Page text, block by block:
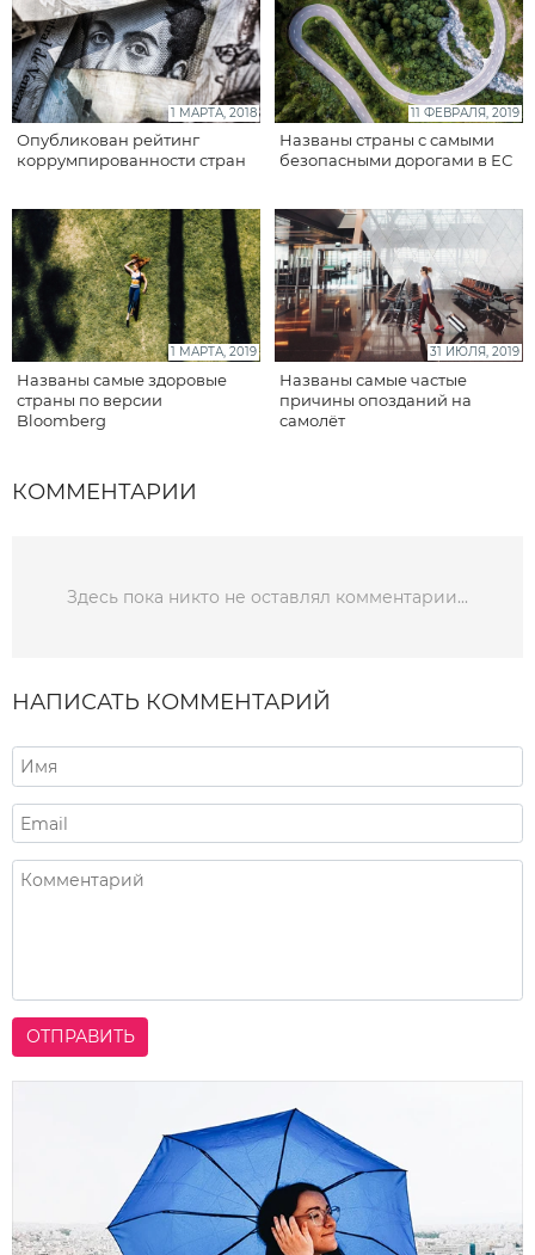
1 МАРТА, 2018
Опубликован рейтинг
коррумпированности стран
11 ФЕВРАЛЯ, 2019
Названы страны с самыми
безопасными дорогами в ЕС
1 МАРТА, 2019
Названы самые здоровые
страны по версии
Bloomberg
31 ИЮЛЯ, 2019
Названы самые частые
причины опозданий на
самолёт
КОММЕНТАРИИ
Здесь пока никто не оставлял комментарии...
НАПИСАТЬ КОММЕНТАРИЙ
ОТПРАВИТЬ